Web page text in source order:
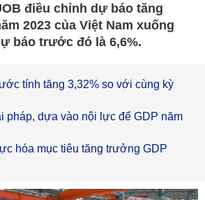
điều chỉnh dự báo tăng
2023 của Việt Nam xuống
báo trước đó là 6,6%.
tính tăng 3,32% so với cùng kỳ
pháp, dựa vào nội lực để GDP năm
hóa mục tiêu tăng trưởng GDP